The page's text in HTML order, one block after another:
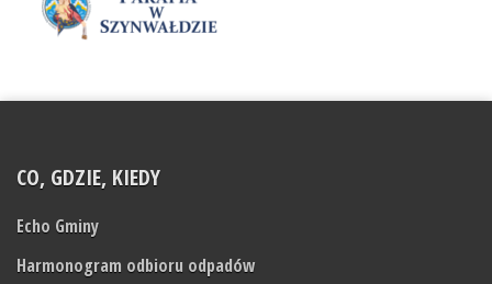
CO, GDZIE, KIEDY
Echo Gminy
Harmonogram odbioru odpadów